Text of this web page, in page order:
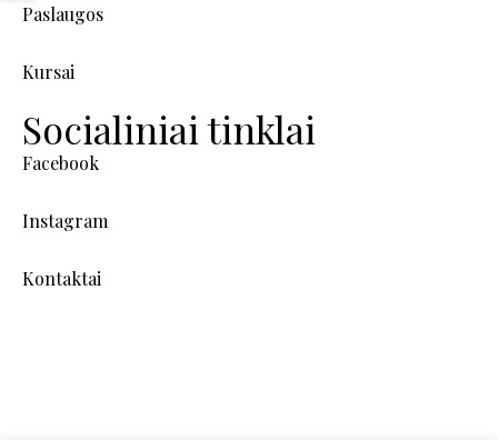
Paslaugos
Kursai
Socialiniai tinklai
Facebook
Instagram
Kontaktai